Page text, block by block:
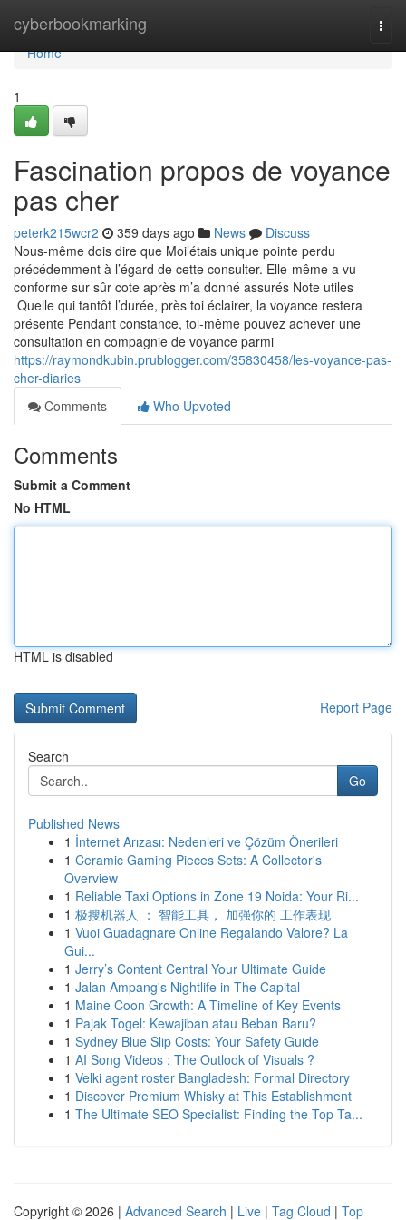
cyberbookmarking
Home
Home
1
Fascination propos de voyance
pas cher
peterk215wcr2 359 days ago News
Discuss
Nous-même dois dire que Moi’étais unique pointe perdu
précédemment à l’égard de cette consulter. Elle-même a vu
conforme sur sûr cote après m’a donné assurés Note utiles
Quelle qui tantôt l’durée, près toi éclairer, la voyance restera
présente Pendant constance, toi-même pouvez achever une
consultation en compagnie de voyance parmi
https://raymondkubin.prublogger.com/35830458/les-voyance-pas-
cher-diaries
Comments
Who Upvoted
Comments
Submit a Comment
No HTML
HTML is disabled
Report Page
Search
Go
Published News
1 İnternet Arızası: Nedenleri ve Çözüm Önerileri
1 Ceramic Gaming Pieces Sets: A Collector's
Overview
1 Reliable Taxi Options in Zone 19 Noida: Your Ri...
1 极搜机器人 ： 智能工具， 加强你的 工作表现
1 Vuoi Guadagnare Online Regalando Valore? La
Gui...
1 Jerry’s Content Central Your Ultimate Guide
1 Jalan Ampang's Nightlife in The Capital
1 Maine Coon Growth: A Timeline of Key Events
1 Pajak Togel: Kewajiban atau Beban Baru?
1 Sydney Blue Slip Costs: Your Safety Guide
1 AI Song Videos : The Outlook of Visuals ?
1 Velki agent roster Bangladesh: Formal Directory
1 Discover Premium Whisky at This Establishment
1 The Ultimate SEO Specialist: Finding the Top Ta...
Copyright © 2026 | Advanced Search | Live | Tag Cloud | Top